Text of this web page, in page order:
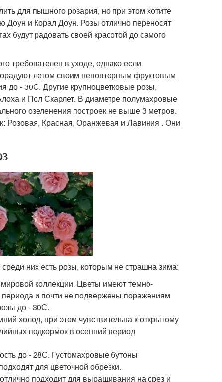
для пышного розария, но при этом хотите
Доун и Корал Доун. Розы отлично переносят
будут радовать своей красотой до самого
требователен в уходе, однако если
летом своим неповторным фруктовым
до - 30С. Другие крупноцветковые розы,
и Пол Скарлет. В диаметре полумахровые
озеленения построек не выше 3 метров.
Розовая, Красная, Оранжевая и Лавиния . Они
них есть розы, которым не страшна зима:
коллекции. Цветы имеют темно-
периода и почти не подвержены поражениям
до - 30С.
холод, при этом чувствительна к открытому
подкормок в осенний период
до - 28С. Густомахровые бутоны
для цветочной обрезки.
подходит для выращивания на срез и